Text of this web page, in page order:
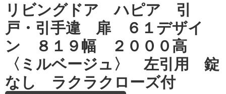
リビングドア ハピア 引
戸・引手違 扉 ６１デザイ
ン ８１９幅 ２０００高
〈ミルベージュ〉 左引用 錠
なし ラクラクローズ付